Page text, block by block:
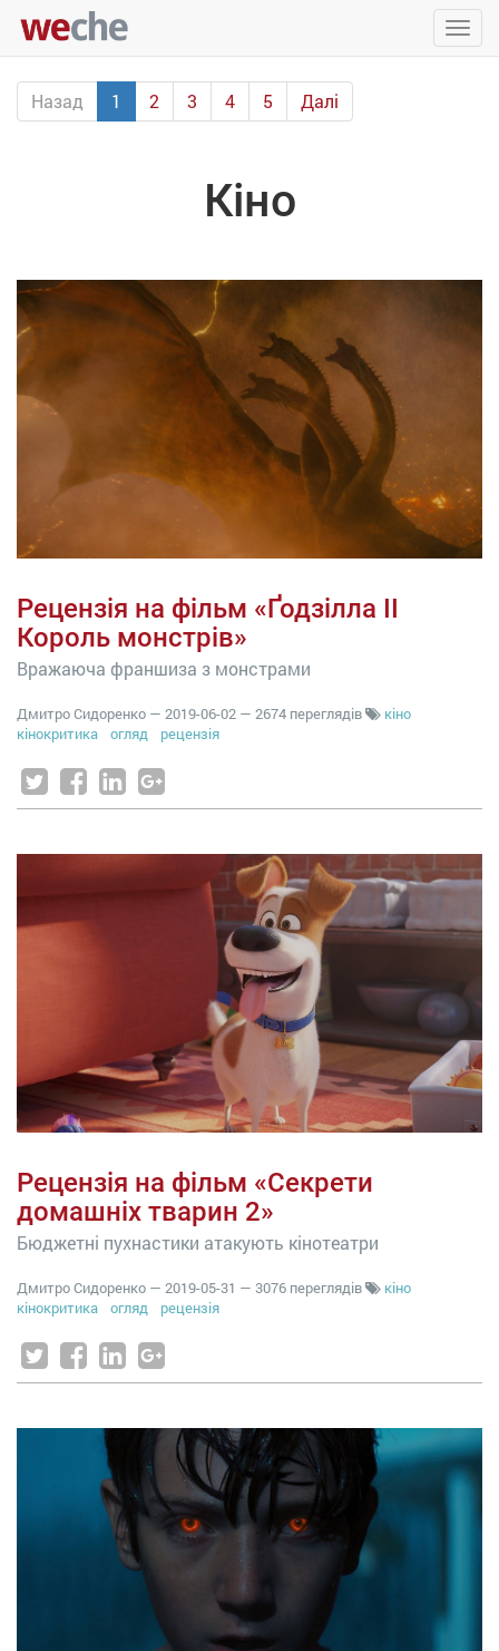
Назад
1 2 3 4 5 Далі
Кіно
Рецензія на фільм «Ґодзілла ІІ
Король монстрів»
Вражаюча франшиза з монстрами
Дмитро Сидоренко — 2019-06-02 — 2674 переглядів
кіно
кінокритика
огляд рецензія
Рецензія на фільм «Секрети
домашніх тварин 2»
Бюджетні пухнастики атакують кінотеатри
Дмитро Сидоренко — 2019-05-31 — 3076 переглядів
кіно
кінокритика
огляд рецензія